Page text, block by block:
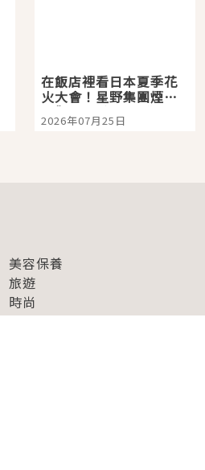
在飯店裡看日本夏季花
火大會！星野集團煙火
景觀飯店6選，讓你不用
人擠人悠閒欣賞
2026年07月25日
美容保養
旅遊
時尚
購物